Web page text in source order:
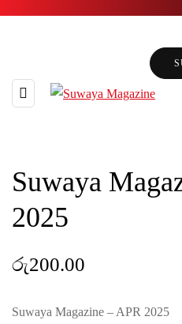
Suwaya
2025
රු200.00
Suwaya Magazine – APR 2025